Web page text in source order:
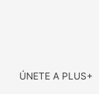
ÚNETE A PLUS+